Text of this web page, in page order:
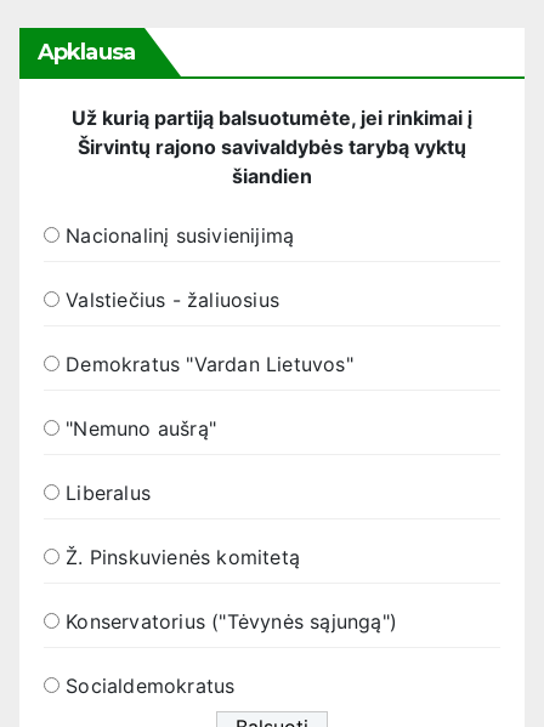
Apklausa
Už kurią partiją balsuotumėte, jei rinkimai į
Širvintų rajono savivaldybės tarybą vyktų
šiandien
Nacionalinį susivienijimą
Valstiečius - žaliuosius
Demokratus "Vardan Lietuvos"
"Nemuno aušrą"
Liberalus
Ž. Pinskuvienės komitetą
Konservatorius ("Tėvynės sąjungą")
Socialdemokratus